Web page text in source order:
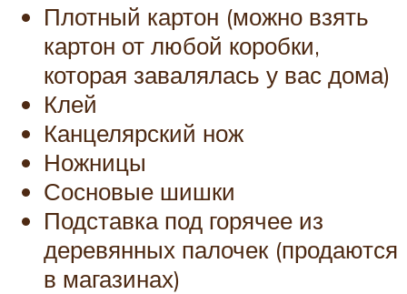
Плотный картон (можно взять
картон от любой коробки,
которая завалялась у вас дома)
Клей
Канцелярский нож
Ножницы
Сосновые шишки
Подставка под горячее из
деревянных палочек (продаются
в магазинах)